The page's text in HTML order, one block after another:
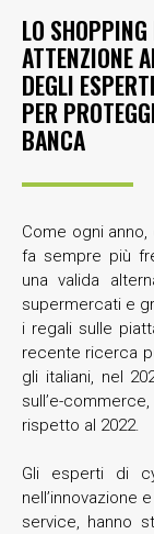
LO
ATTENZIONE
DEGLI
PER
BANCA
Come ogni
fa sempre più
una valida
supermercati e
i regali sulle
recente ricerca
gli italiani, nel
sull’e-
rispetto al 2022.
Gli esperti di
nell’innovazione
service, hanno